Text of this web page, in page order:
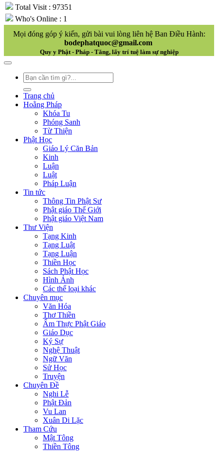
Total Visit : 97351
Who's Online : 1
Mọi đóng góp ý kiến, gửi bài vui lòng liên hệ Ban Điều Hành:
bodephatquoc@gmail.com
Quy y Phật - Pháp - Tăng, lấy trí tuệ làm sự nghiệp
Trang chủ
Hoằng Pháp
Khóa Tu
Phóng Sanh
Từ Thiện
Phật Học
Giáo Lý Căn Bản
Kinh
Luận
Luật
Pháp Luận
Tin tức
Thông Tin Phật Sư
Phật giáo Thế Giới
Phật giáo Việt Nam
Thư Viện
Tạng Kinh
Tạng Luật
Tạng Luận
Thiền Học
Sách Phật Học
Hình Ảnh
Các thể loại khác
Chuyên mục
Văn Hóa
Thơ Thiền
Ẩm Thực Phật Giáo
Giáo Dục
Ký Sự
Nghệ Thuật
Ngữ Văn
Sử Học
Truyện
Chuyên Đề
Nghi Lễ
Phật Đản
Vu Lan
Xuân Di Lặc
Tham Cứu
Mật Tông
Thiền Tông